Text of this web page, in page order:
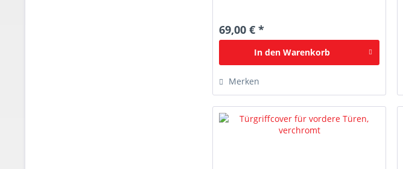
69,00 € *
In den Warenkorb
Merken